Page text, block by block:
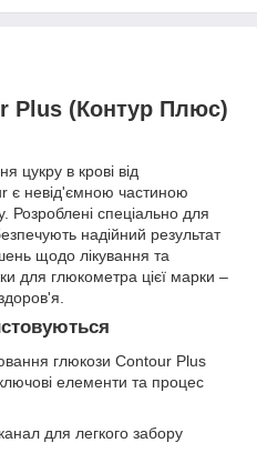
Plus (Контур Плюс)
цукру в крові від
є невід'ємною частиною
Розроблені спеціально для
надійний результат
щодо лікування та
для глюкометра цієї марки –
глюкози Contour Plus
ключові елементи та процес
для легкого забору